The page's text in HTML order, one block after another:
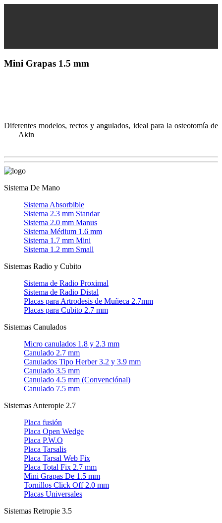
Mini Grapas 1.5 mm
Diferentes modelos, rectos y angulados, ideal para la osteotomía de
Akin
Sistema De Mano
Sistema Absorbible
Sistema 2.3 mm Standar
Sistema 2.0 mm Manus
Sistema Médium 1.6 mm
Sistema 1.7 mm Mini
Sistema 1.2 mm Small
Sistemas Radio y Cubito
Sistema de Radio Proximal
Sistema de Radio Distal
Placas para Artrodesis de Muñeca 2.7mm
Placas para Cubito 2.7 mm
Sistemas Canulados
Micro canulados 1.8 y 2.3 mm
Canulado 2.7 mm
Canulados Tipo Herber 3.2 y 3.9 mm
Canulado 3.5 mm
Canulado 4.5 mm (Convenciónal)
Canulado 7.5 mm
Sistemas Anteropie 2.7
Placa fusión
Placa Open Wedge
Placa P.W.O
Placa Tarsalis
Placa Tarsal Web Fix
Placa Total Fix 2.7 mm
Mini Grapas De 1.5 mm
Tornillos Click Off 2.0 mm
Placas Universales
Sistemas Retropie 3.5